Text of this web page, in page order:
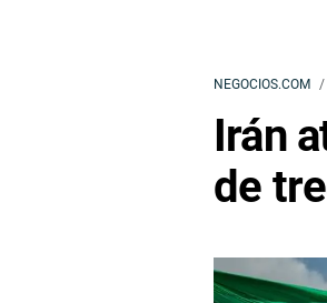
NEGOCIOS.COM
Irán
de